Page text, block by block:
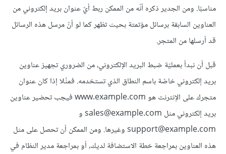
مناسبًا. ومن الجدير ذكره أنّه من الممكن ربط أيّ عنوان بريد إلكتروني من
العناوين السابقة برسائل مؤتمتة بحيث تظهر كما لو أنّ مرسل هذه الرسائل
قد أرسلها من المتجر.
قبل أن نبدأ بعمليّة ضبط البريد الإلكتروني، من الضروري تجهيز عناوين
بريد إلكتروني خاصّة باسم النطاق الذي تستخدمه. فمثًلا إذا كان عنوان
متجرك على الإنترنت هو www.example.com فيجب تحضير عناوين
بريد إلكتروني مثل sales@example.com و
support@example.com وغيرها. ومن الممكن أن تحصل على مثل
هذه العناوين بمراجعة خطة الاستضافة لديك، أو بمراجعة مدير النظام في